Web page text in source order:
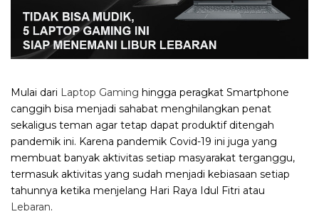
Mulai dari Laptop Gaming hingga peragkat Smartphone
canggih bisa menjadi sahabat menghilangkan penat
sekaligus teman agar tetap dapat produktif ditengah
pandemik ini. Karena pandemik Covid-19 ini juga yang
membuat banyak aktivitas setiap masyarakat terganggu,
termasuk aktivitas yang sudah menjadi kebiasaan setiap
tahunnya ketika menjelang Hari Raya Idul Fitri atau
Lebaran.